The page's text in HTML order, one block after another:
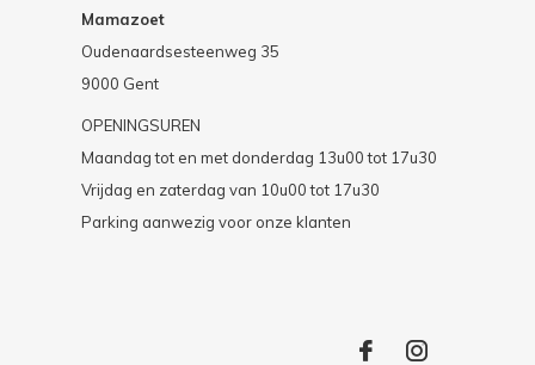
Mamazoet
Oudenaardsesteenweg 35
9000 Gent
OPENINGSUREN
Maandag tot en met donderdag 13u00 tot 17u30
Vrijdag en zaterdag van 10u00 tot 17u30
Parking aanwezig voor onze klanten